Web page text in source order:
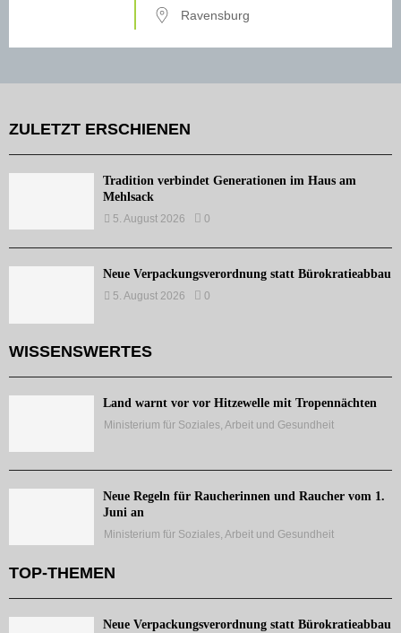
Ravensburg
ZULETZT ERSCHIENEN
Tradition verbindet Generationen im Haus am
Mehlsack
5. August 2026 0
Neue Verpackungsverordnung statt Bürokratieabbau
5. August 2026 0
WISSENSWERTES
Land warnt vor vor Hitzewelle mit Tropennächten
Ministerium für Soziales, Arbeit und Gesundheit
Neue Regeln für Raucherinnen und Raucher vom 1.
Juni an
Ministerium für Soziales, Arbeit und Gesundheit
TOP-THEMEN
Neue Verpackungsverordnung statt Bürokratieabbau